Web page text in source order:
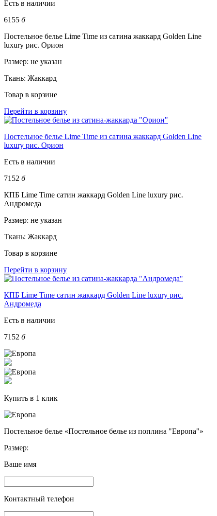
Есть в наличии
6155 б
Постельное белье Lime Time из сатина жаккард Golden Line
luxury рис. Орион
Размер: не указан
Ткань: Жаккард
Товар в корзине
Перейти в корзину
Постельное белье Lime Time из сатина жаккард Golden Line
luxury рис. Орион
Есть в наличии
7152 б
КПБ Lime Time сатин жаккард Golden Line luxury рис.
Андромеда
Размер: не указан
Ткань: Жаккард
Товар в корзине
Перейти в корзину
КПБ Lime Time сатин жаккард Golden Line luxury рис.
Андромеда
Есть в наличии
7152 б
Купить в 1 клик
Постельное белье «Постельное белье из поплина "Европа"»
Размер:
Ваше имя
Контактный телефон